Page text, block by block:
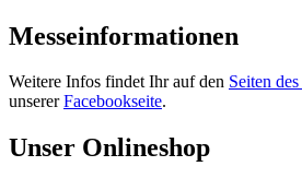
Messeinformationen
Weitere Infos findet Ihr auf den Seiten
unsererFacebookseite.
Unser Onlineshop